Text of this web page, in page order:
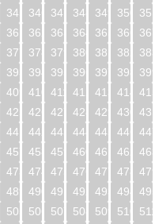
345 346 347 348 349 350
361 362 363 364 365 366
377 378 379 380 381 382
393 394 395 396 397 398
409 410 411 412 413 414
425 426 427 428 429 430
441 442 443 444 445 446
457 458 459 460 461 462
473 474 475 476 477 478
489 490 491 492 493 494
505 506 507 508 509 510